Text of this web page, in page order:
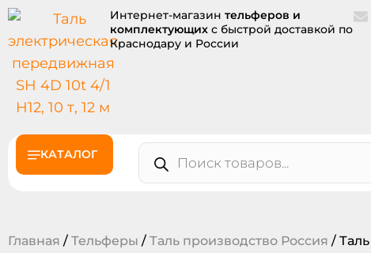
Интернет-магазин тельферов и
комплектующихс быстрой доставкой по
Краснодару и России
КАТАЛОГ
Главная / Тельферы / Таль производство Россия /